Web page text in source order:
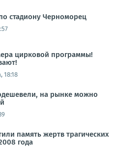
стадиону Черноморец
цирковой программы!
18:18
на рынке можно
память жертв трагических
года